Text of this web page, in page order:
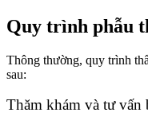
Quy trình phẫu
Thông thường, quy trình
sau:
Thăm khám và tư vấn